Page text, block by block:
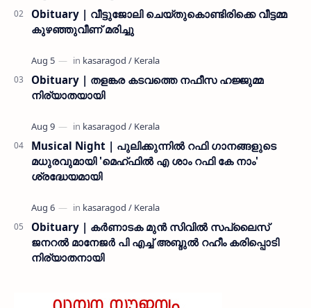
Obituary | വീട്ടുജോലി ചെയ്തുകൊണ്ടിരിക്കെ വീട്ടമ്മ
കുഴഞ്ഞുവീണ് മരിച്ചു
Obituary | തളങ്കര കടവത്തെ നഫീസ ഹജ്ജുമ്മ
നിര്യാതയായി
Musical Night | പുലിക്കുന്നിൽ റഫി ഗാനങ്ങളുടെ
മധുരവുമായി 'മെഹ്ഫിൽ എ ശാം റഫി കേ നാം'
ശ്രദ്ധേയമായി
Obituary | കർണാടക മുൻ സിവില്‍ സപ്ലൈസ്
ജനറൽ മാനേജർ പി എച്ച് അബ്ദുൽ റഹീം കരിപ്പൊടി
നിര്യാതനായി